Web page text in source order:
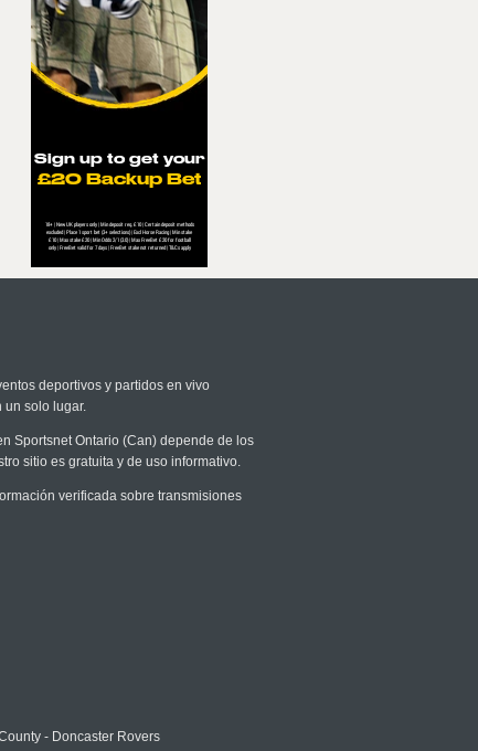
deportivos y partidos en vivo
un solo lugar.
Sportsnet Ontario (Can) depende de los
sitio es gratuita y de uso informativo.
verificada sobre transmisiones
- Doncaster Rovers